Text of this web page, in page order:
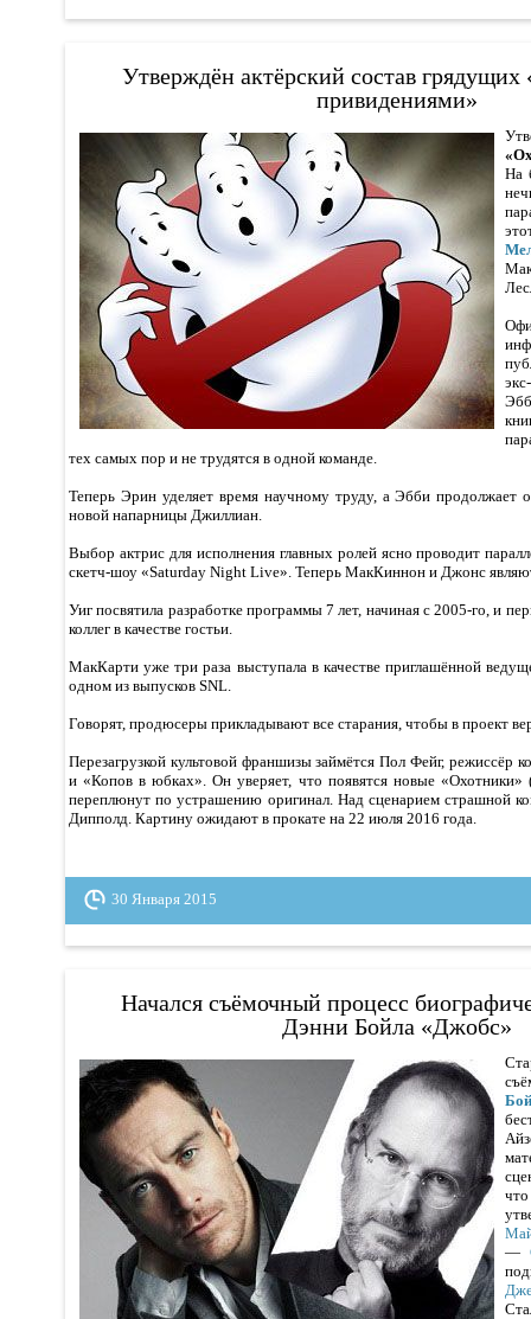
Утверждён актёрский состав грядущих
привидениями»
На
тех самых пор и не трудятся в одной команде.
Теперь Эрин уделяет время научному труду, а Эбби продолжает
новой напарницы Джиллиан.
Выбор актрис для исполнения главных ролей ясно проводит
скетч-шоу «Saturday Night Live». Теперь МакКиннон и Джонс
Уиг посвятила разработке программы 7 лет, начиная с 2005-го, и
коллег в качестве гостьи.
МакКарти уже три раза выступала в качестве приглашённой
одном из выпусков SNL.
Говорят, продюсеры прикладывают все старания, чтобы в проект
Перезагрузкой культовой франшизы займётся Пол Фейг, режиссёр
и «Копов в юбках». Он уверяет, что появятся новые «Охотники»
переплюнут по устрашению оригинал. Над сценарием страшной
Дипполд. Картину ожидают в прокате на 22 июля 2016 года.
30 Января 2015
Начался съёмочный процесс
Дэнни Бойла «Джобс»
—